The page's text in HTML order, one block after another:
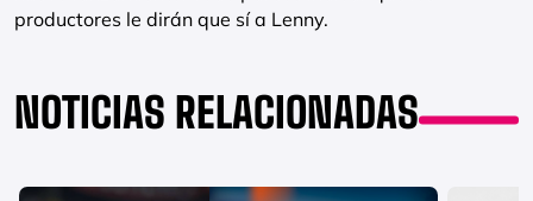
productores le dirán que sí a Lenny.
NOTICIAS RELACIONADAS